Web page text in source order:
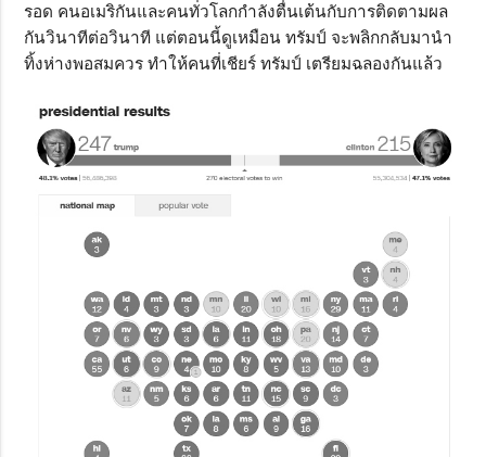
รอด คนอเมริกันและคนทั่วโลกกำลังตื่นเต้นกับการติดตามผล
กันวินาทีต่อวินาที แต่ตอนนี้ดูเหมือน ทรัมป์ จะพลิกกลับมานำ
ทิ้งห่างพอสมควร ทำให้คนที่เชียร์ ทรัมป์ เตรียมฉลองกันแล้ว